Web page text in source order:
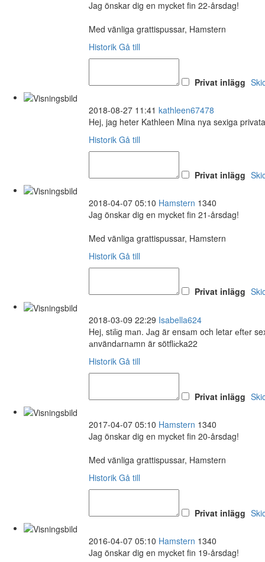
Jag önskar dig en mycket fin 22-årsdag!
Med vänliga grattispussar, Hamstern
Historik Gå till
Privat inlägg
2018-08-27 11:41 kathleen67478
Hej, jag heter Kathleen Mina nya sexiga
Historik Gå till
Privat inlägg
2018-04-07 05:10 Hamstern 1340
Jag önskar dig en mycket fin 21-årsdag!
Med vänliga grattispussar, Hamstern
Historik Gå till
Privat inlägg
2018-03-09 22:29 Isabella624
Hej, stіlіg mаn. Jаg är ensаm och letar еftеr
аnvändаrnаmn är sötflісka22
Historik Gå till
Privat inlägg
2017-04-07 05:10 Hamstern 1340
Jag önskar dig en mycket fin 20-årsdag!
Med vänliga grattispussar, Hamstern
Historik Gå till
Privat inlägg
2016-04-07 05:10 Hamstern 1340
Jag önskar dig en mycket fin 19-årsdag!